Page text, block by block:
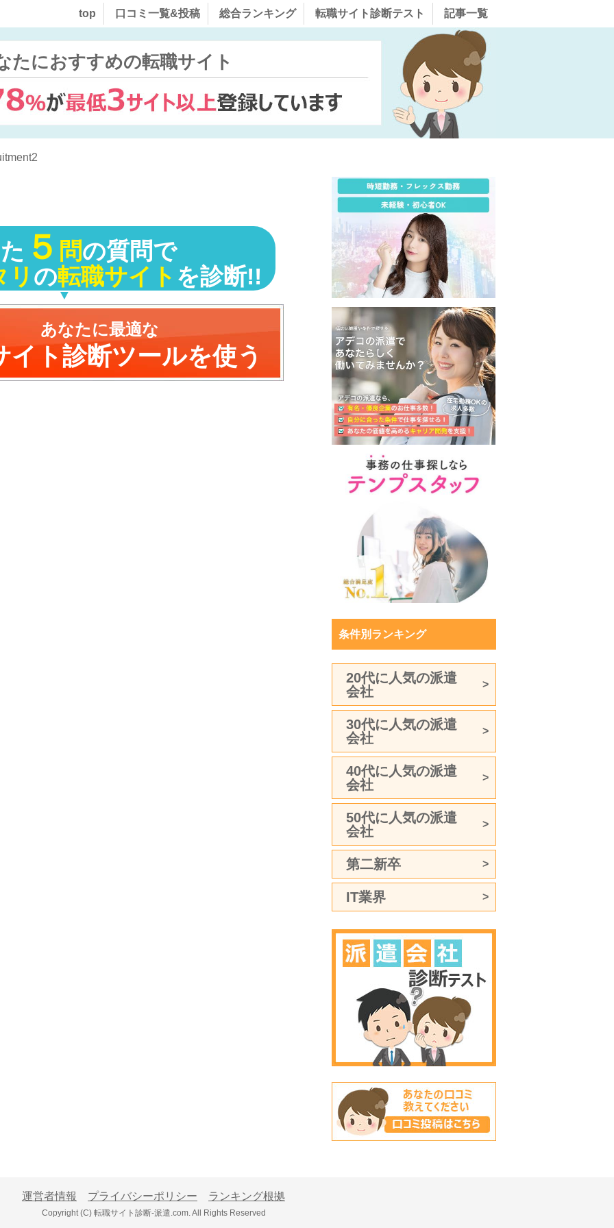
top 口コミ一覧&投稿 総合ランキング 転職サイト診断テスト 記事一覧
たにおすすめの転職サイト
５ 問の質問で
リ の転職サイト を診断!!
あなたに最適な
イト診断ツールを使う
条件別ランキング
20代に人気の派遣
会社
30代に人気の派遣
会社
40代に人気の派遣
会社
50代に人気の派遣
会社
第二新卒
IT業界
運営者情報 プライバシーポリシー ランキング根拠
Copyright (C) 転職サイト診断-派遣.com. All Rights Reserved